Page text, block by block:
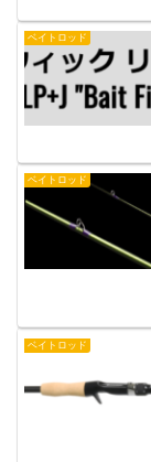
ベイトロッド
ベイトロッド
ベイトロッド